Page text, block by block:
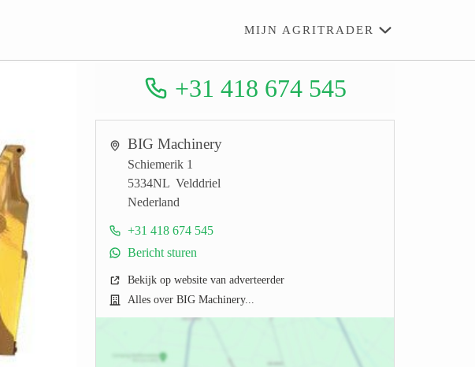
MIJN AGRITRADER
+31 418 674 545
BIG Machinery
Schiemerik 1
5334NL Velddriel
Nederland
+31 418 674 545
Bericht sturen
Bekijk op website van adverteerder
Alles over BIG Machinery...